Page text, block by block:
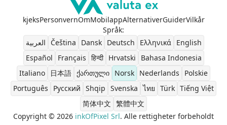
kjeksPersonvernOmMobilappAlternativerGuiderVilkår
Språk:
العربية
Čeština Dansk Deutsch Ελληνικά
English
Español
Français हिन्दी Hrvatski
Bahasa Indonesia
Italiano
日本語 ქართული Norsk Nederlands
Polskie
Português
Pусский Shqip Svenska ไทย Türk Tiếng Việt
简体中文 繁體中文
Copyright © 2026 inkOfPixel Srl. Alle rettigheter forbeholdt